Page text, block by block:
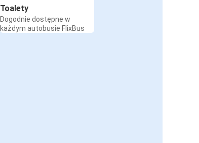
Toalety
Dogodnie dostępne w
każdym autobusie FlixBus